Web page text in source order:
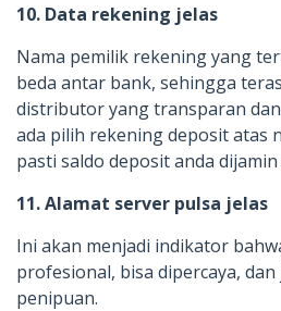
10. Data rekening jelas
Nama pemilik rekening yang
beda antar bank, sehingga
distributor yang transparan
ada pilih rekening deposit atas
pasti saldo deposit anda dijamin
11. Alamat server pulsa jelas
Ini akan menjadi indikator
profesional, bisa dipercaya,
penipuan.